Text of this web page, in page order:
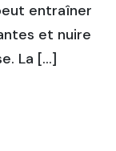
entraîner
et nuire
La […]